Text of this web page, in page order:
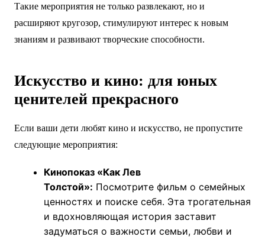
Такие мероприятия не только развлекают, но и
расширяют кругозор, стимулируют интерес к новым
знаниям и развивают творческие способности.
Искусство и кино: для юных
ценителей прекрасного
Если ваши дети любят кино и искусство, не пропустите
следующие мероприятия:
Кинопоказ «Как Лев
Толстой»: Посмотрите фильм о семейных
ценностях и поиске себя. Эта трогательная
и вдохновляющая история заставит
задуматься о важности семьи, любви и